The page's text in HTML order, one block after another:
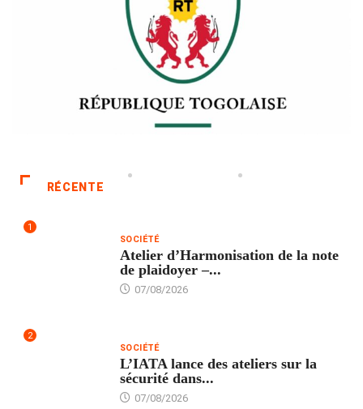
RÉCENTE
1
SOCIÉTÉ
Atelier d’Harmonisation de la note
de plaidoyer –...
07/08/2026
2
SOCIÉTÉ
L’IATA lance des ateliers sur la
sécurité dans...
07/08/2026